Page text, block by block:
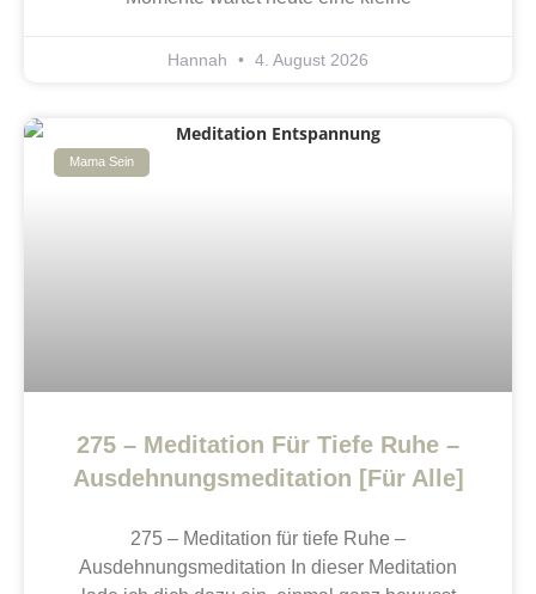
Hannah 4. August 2026
Mama Sein
275 – Meditation Für Tiefe Ruhe –
Ausdehnungsmeditation [Für Alle]
275 – Meditation für tiefe Ruhe –
Ausdehnungsmeditation In dieser Meditation